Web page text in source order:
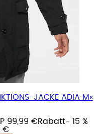
JACKE ADIA M«
99,99 €Rabatt- 15 %
€